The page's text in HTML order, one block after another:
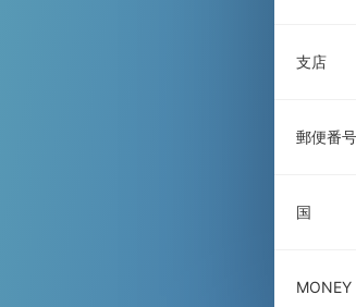
支店
郵便番号
国
MONEY